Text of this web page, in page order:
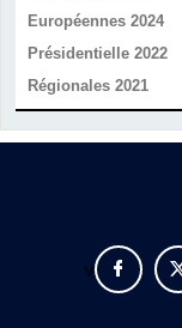
Européennes 2024
Présidentielle 2022
Régionales 2021
v